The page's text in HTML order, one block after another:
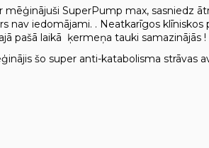
mēģinājuši SuperPump max, sasniedz
nav iedomājami. . Neatkarīgos
pašā laikā ķermeņa tauki samazinājās !
šo super anti-katabolisma strāvas